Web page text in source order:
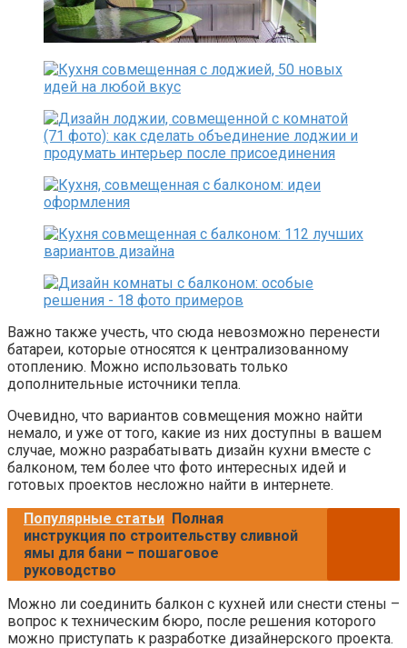
Важно также учесть, что сюда невозможно перенести
батареи, которые относятся к централизованному
отоплению. Можно использовать только
дополнительные источники тепла.
Очевидно, что вариантов совмещения можно найти
немало, и уже от того, какие из них доступны в вашем
случае, можно разрабатывать дизайн кухни вместе с
балконом, тем более что фото интересных идей и
готовых проектов несложно найти в интернете.
Популярные статьи Полная
инструкция по строительству сливной
ямы для бани – пошаговое
руководство
Можно ли соединить балкон с кухней или снести стены –
вопрос к техническим бюро, после решения которого
можно приступать к разработке дизайнерского проекта.